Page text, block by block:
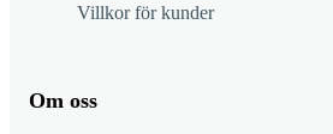
Villkor för kunder
Om oss